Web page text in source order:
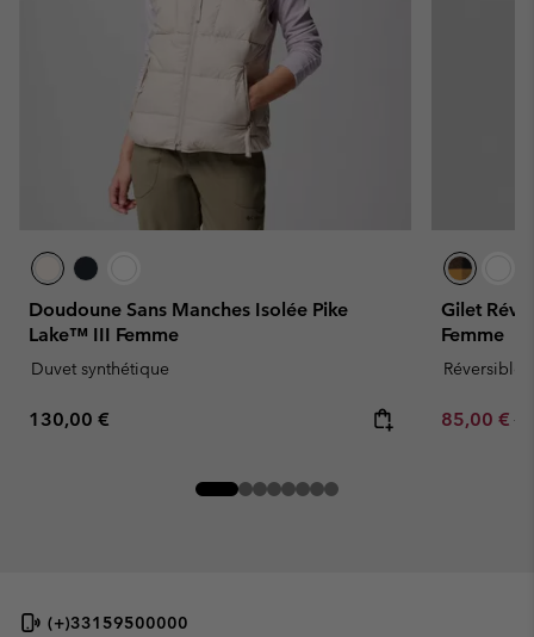
Doudoune Sans Manches Isolée Pike
Lake™ III Femme
Duvet synthétique
Regular price:
130,00 €
Gilet
Femme
Réversible
Sale price:
85,00 €
(+)33159500000